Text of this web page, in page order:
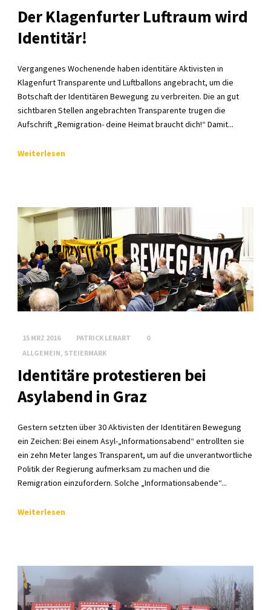
Der Klagenfurter Luftraum wird
Identitär!
Vergangenes Wochenende haben identitäre Aktivisten in
Klagenfurt Transparente und Luftballons angebracht, um die
Botschaft der Identitären Bewegung zu verbreiten. Die an gut
sichtbaren Stellen angebrachten Transparente trugen die
Aufschrift „Remigration- deine Heimat braucht dich!“ Damit...
Weiterlesen
15 MRZ 2016 PATRICK LENART
0
ALLGEMEIN STEIERMARK
Identitäre protestieren bei
Asylabend in Graz
Gestern setzten über 30 Aktivisten der Identitären Bewegung
ein Zeichen: Bei einem Asyl-„Informationsabend“ entrollten sie
ein zehn Meter langes Transparent, um auf die unverantwortliche
Politik der Regierung aufmerksam zu machen und die
Remigration einzufordern. Solche „Informationsabende“...
Weiterlesen